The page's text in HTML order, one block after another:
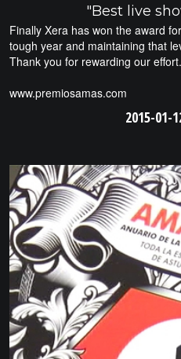
"Best live
Finally Xera has won the award
tough year and maintaining that
Thank you for rewarding our effort.
www.premiosamas.com
2015-01-